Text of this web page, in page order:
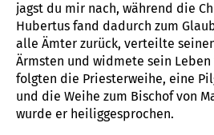
jagst du mir nach, während die
Hubertus fand dadurch zum
alle Ämter zurück, verteilte
Ärmsten und widmete sein
folgten die Priesterweihe, eine
und die Weihe zum Bischof von
wurde er heiliggesprochen.